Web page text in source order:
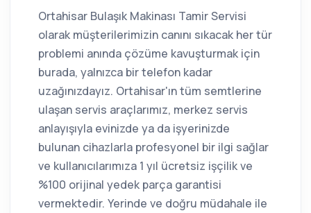
Ortahisar Bulaşık Makinası Tamir Servisi
olarak müşterilerimizin canını sıkacak her tür
problemi anında çözüme kavuşturmak için
burada, yalnızca bir telefon kadar
uzağınızdayız. Ortahisar'ın tüm semtlerine
ulaşan servis araçlarımız, merkez servis
anlayışıyla evinizde ya da işyerinizde
bulunan cihazlarla profesyonel bir ilgi sağlar
ve kullanıcılarımıza 1 yıl ücretsiz işçilik ve
%100 orijinal yedek parça garantisi
vermektedir. Yerinde ve doğru müdahale ile